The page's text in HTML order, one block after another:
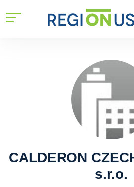
CALDERON
s.r.o.